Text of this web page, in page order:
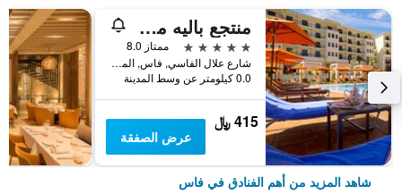
منتجع باليه مدينة رياض
5 نجوم
ممتاز 8.0
شارع علال الفاسي, فاس, المغرب
0.0 كيلومتر عن وسط المدينة
415 ﷼
عرض الصفقة
شاهد المزيد من أهم الفنادق في فاس